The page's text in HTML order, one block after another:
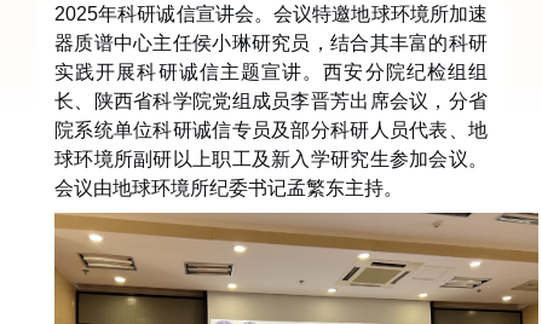
2025年科研诚信宣讲会。会议特邀地球环境所加速
器质谱中心主任侯小琳研究员 ，结合其丰富的科研
实践开展科研诚信主题宣讲。西安分院纪检组组
长、陕西省科学院党组成员李晋芳出席会议，分省
院系统单位科研诚信专员及部分科研人员代表、地
球环境所副研以上职工及新入学研究生参加会议。
会议由地球环境所纪委书记孟繁东主持。